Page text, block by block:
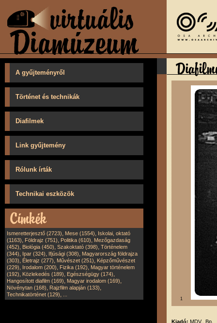
A gyűjteményről
Történet és technikák
Diafilmek
Link gyűjtemény
Rólunk írták
Technikai eszközök
Ismeretterjesztő (2723), Mese (1554), Iskolai, oktató
(1163), Földrajz (751), Politika (610), Mezőgazdaság
(452), Biológia (450), Szakoktató (398), Történelem
(344), Ipar (324), Ifjúsági (308), Magyarország földrajza
(303), Életrajz (277), Művészet (251), Képzőművészet
(229), Irodalom (200), Fizika (192), Magyar történelem
(192), Közlekedés (189), Egészségügy (174),
Hangosított diafilm (169), Magyar irodalom (169),
Növénytan (168), Rajzfilm alapján (133),
Technikatörténet (129),
1
Kiadó: MDV., Bp.